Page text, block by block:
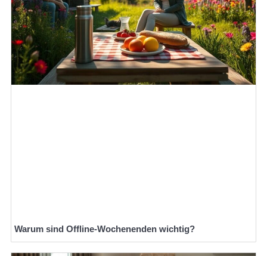
Warum sind Offline-Wochenenden wichtig?